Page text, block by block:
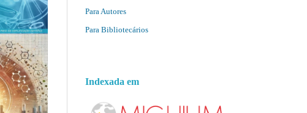
Para Autores
Para Bibliotecários
Indexada em